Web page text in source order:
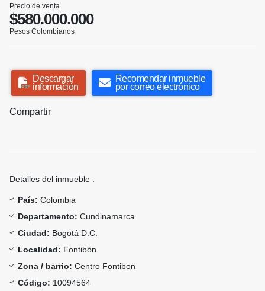
Precio de venta
$580.000.000
Pesos Colombianos
Descargar
información
Recomendar inmueble
por correo electrónico
Compartir
Detalles del inmueble :
País: Colombia
Departamento: Cundinamarca
Ciudad: Bogotá D.C.
Localidad: Fontibón
Zona / barrio: Centro Fontibon
Código: 10094564